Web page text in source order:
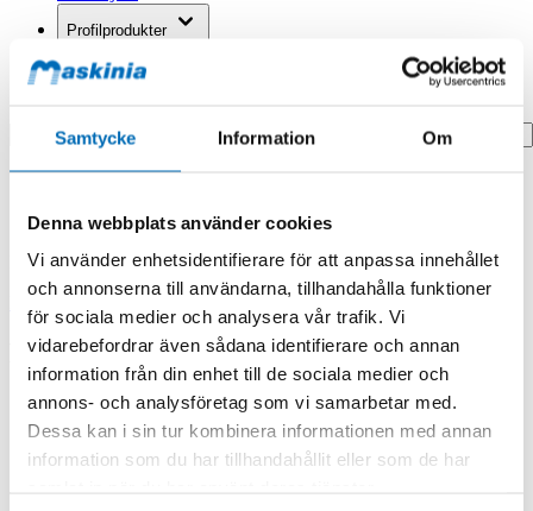
Samtycke Information Om
Denna webbplats använder cookies
Vi använder enhetsidentifierare för att anpassa innehållet
och annonserna till användarna, tillhandahålla funktioner
för sociala medier och analysera vår trafik. Vi
vidarebefordrar även sådana identifierare och annan
information från din enhet till de sociala medier och
annons- och analysföretag som vi samarbetar med.
Dessa kan i sin tur kombinera informationen med annan
information som du har tillhandahållit eller som de har
Profilprodukter
Fyndhörna
Pipe
Produkten finns i följande kategorier:
Pipe